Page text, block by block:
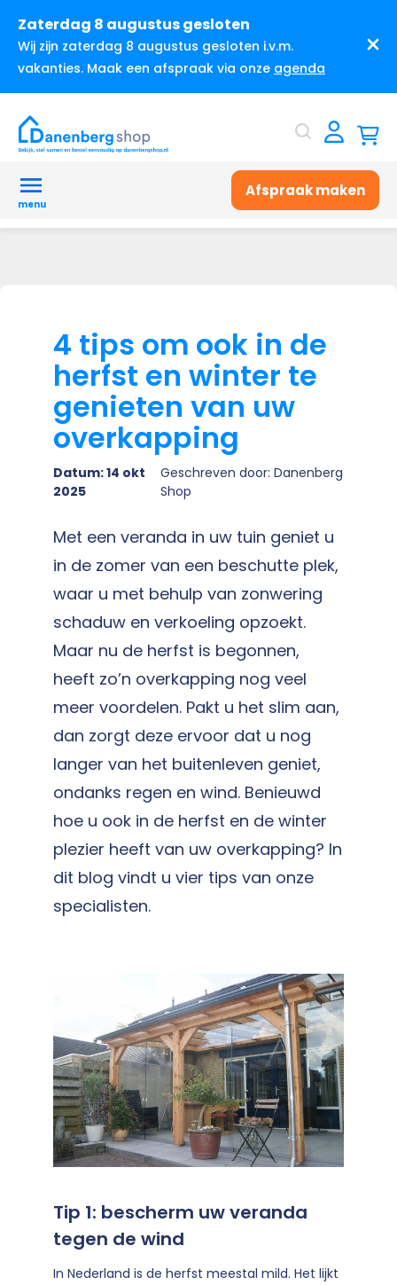
Zaterdag 8 augustus gesloten
Wij zijn zaterdag 8 augustus gesloten i.v.m.
vakanties. Maak een afspraak via onze agenda
menu
Afspraak maken
4 tips om ook in de
herfst en winter te
genieten van uw
overkapping
Datum: 14 okt
2025
Geschreven door: Danenberg
Shop
Met een veranda in uw tuin geniet u
in de zomer van een beschutte plek,
waar u met behulp van zonwering
schaduw en verkoeling opzoekt.
Maar nu de herfst is begonnen,
heeft zo’n overkapping nog veel
meer voordelen. Pakt u het slim aan,
dan zorgt deze ervoor dat u nog
langer van het buitenleven geniet,
ondanks regen en wind. Benieuwd
hoe u ook in de herfst en de winter
plezier heeft van uw overkapping? In
dit blog vindt u vier tips van onze
specialisten.
Tip 1: bescherm uw veranda
tegen de wind
In Nederland is de herfst meestal mild. Het lijkt